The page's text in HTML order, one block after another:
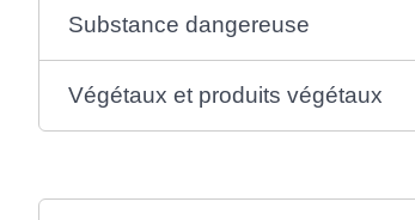
Substance dangereuse
Végétaux et produits végétaux